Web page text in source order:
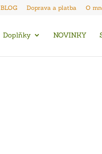
BLOG Doprava a platba O
Doplňky NOVINKY